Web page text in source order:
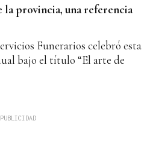
provincia, una referencia
Funerarios celebró esta
bajo el título “El arte de